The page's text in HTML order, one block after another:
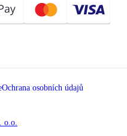
Ochrana osobních údajů
o.o.